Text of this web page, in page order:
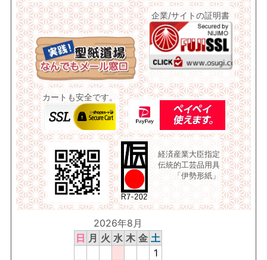
企業/サイトの証明書
カートも安全です。
経済産業大臣指定
伝統的工芸品用具
「伊勢形紙」
2026年8月
日 月 火 水 木 金 土
1